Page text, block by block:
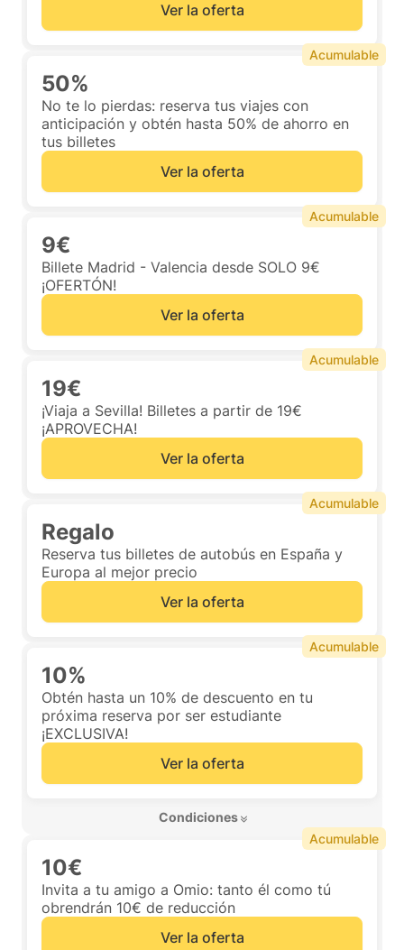
Ver la oferta
50%
No te lo pierdas: reserva tus viajes con
anticipación y obtén hasta 50% de ahorro en
tus billetes
Ver la oferta
Acumulable
9€
Billete Madrid - Valencia desde SOLO 9€
¡OFERTÓN!
Ver la oferta
Acumulable
19€
¡Viaja a Sevilla! Billetes a partir de 19€
¡APROVECHA!
Ver la oferta
Acumulable
Regalo
Reserva tus billetes de autobús en España y
Europa al mejor precio
Ver la oferta
Acumulable
10%
Obtén hasta un 10% de descuento en tu
próxima reserva por ser estudiante
¡EXCLUSIVA!
Ver la oferta
Condiciones
Acumulable
10€
Invita a tu amigo a Omio: tanto él como tú
obrendrán 10€ de reducción
Ver la oferta
Acumulable